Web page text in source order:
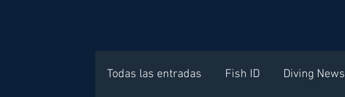
Todas las entradas Fish ID Diving News